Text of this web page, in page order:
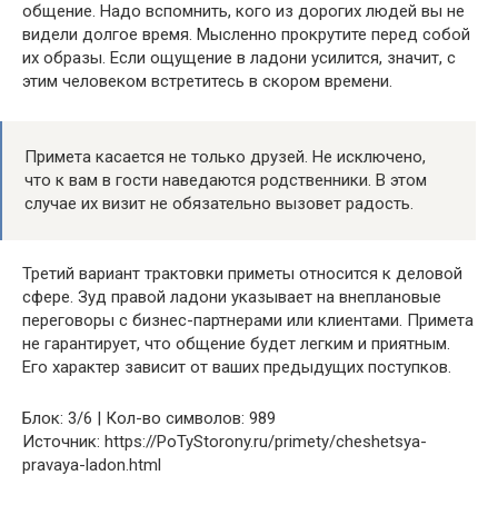
общение. Надо вспомнить, кого из дорогих людей вы не
видели долгое время. Мысленно прокрутите перед собой
их образы. Если ощущение в ладони усилится, значит, с
этим человеком встретитесь в скором времени.
Примета касается не только друзей. Не исключено,
что к вам в гости наведаются родственники. В этом
случае их визит не обязательно вызовет радость.
Третий вариант трактовки приметы относится к деловой
сфере. Зуд правой ладони указывает на внеплановые
переговоры с бизнес-партнерами или клиентами. Примета
не гарантирует, что общение будет легким и приятным.
Его характер зависит от ваших предыдущих поступков.
Блок: 3/6 | Кол-во символов: 989
Источник: https://PoTyStorony.ru/primety/cheshetsya-
pravaya-ladon.html